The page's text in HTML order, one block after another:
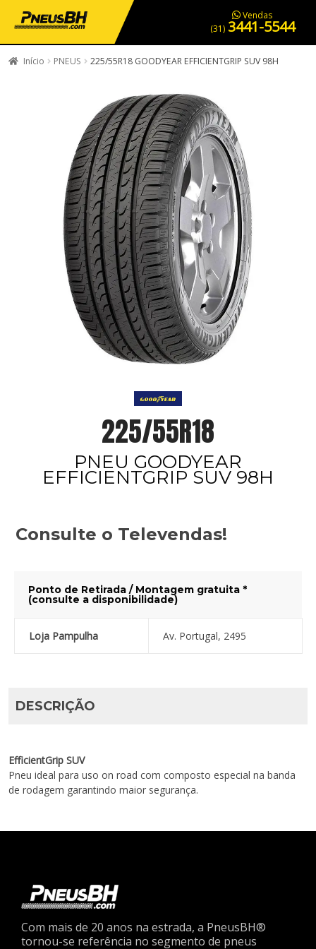
PNEUS EM OFERTA SERVIÇOS AUTOMOTIVOS NOSSA LOJA
Vendas
(31) 3441-5544
Início PNEUS 225/55R18 GOODYEAR EFFICIENTGRIP SUV 98H
225/55R18
PNEU GOODYEAR
EFFICIENTGRIP SUV 98H
Consulte o Televendas!
Ponto de Retirada / Montagem gratuita *
(consulte a disponibilidade)
Loja Pampulha Av. Portugal, 2495
DESCRIÇÃO
EfficientGrip SUV
Pneu ideal para uso on road com composto especial na banda
de rodagem garantindo maior segurança.
Com mais de 20 anos na estrada, a PneusBH®
tornou-se referência no segmento de pneus